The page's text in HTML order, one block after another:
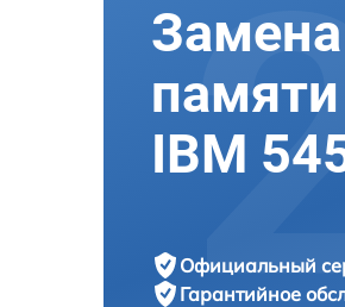
IBM
Официальный
Гарантийное